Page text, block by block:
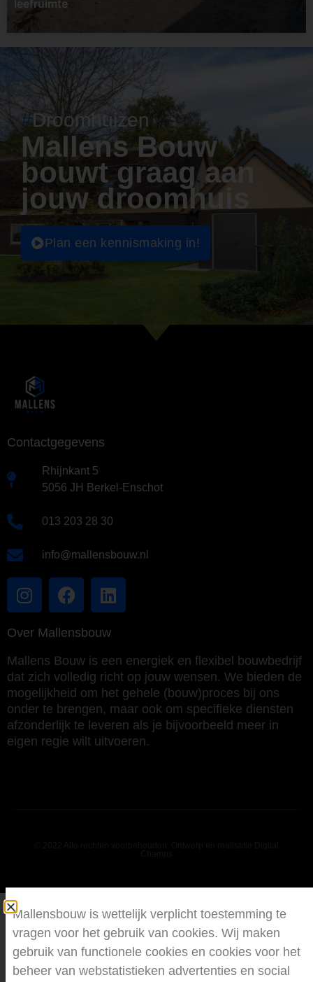
leefruimte
#Droomhuizen
Mallens Bouw
bouwt graag aan
jouw droomhuis
Plan een kennismaking in!
Contactgegevens
Rhijnkant 5
5056 JH Berkel-Enschot
013 203 28 30
info@mallensbouw.nl
Over Mallensbouw
Mallens Bouw is een energiek en flexibel bouwbedrijf
dat zich volledig richt op jouw wensen. We bieden de
mogelijkheid om het gehele (bouw)proces bij ons
onder te brengen, maar ook om specifieke diensten
afzonderlijk te leveren als je bijvoorbeeld meer in
eigen regie wilt uitvoeren.
Mallensbouw is wettelijk verplicht toestemming te
vragen voor het gebruik van cookies. Wij maken
gebruik van functionele cookies en cookies voor het
beheer van webstatistieken advertenties en social